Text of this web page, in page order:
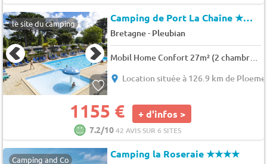
le site du camping Camping de Port La Chaîne★★★★
Bretagne- Pleubian
Mobil Home Confort 27m² (2 chambres) PMR + terrasse + TV 4 pers.
Location située à 126.9 km de
1155 € + d'infos >
7.2/1042 AVIS SUR 6 SITES
Camping and Co Camping la Roseraie★★★★